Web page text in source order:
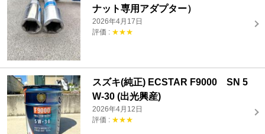
ナット専用アダプター）
2026年4月17日
評価 : ★★★
スズキ(純正) ECSTAR F9000 SN 5
W-30 (出光興産)
2026年4月12日
評価 : ★★★